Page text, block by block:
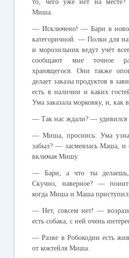
то
чего уже нет на месте
Миша
— Исключено! — Бари в
категоричной . — Полки для
и морозильник ведут учёт
сообщают
мне точное
хранящегося .Они также
делает заказы продуктов в
есть в наличии и каких
Ума заказала морковку,и ,как
—Так нас ждали? —удивился
—Миша проснись: Ума
забыл? — засмеялась Маша, и
включая Мишу.
— Бари а что ты делаешь
Скучно
наверное? —
когда Миша и Маша
—Нет,совсем нет! —
есть собака ,с ней очень
—Разве в Робокодии есть
от коктейля Миша